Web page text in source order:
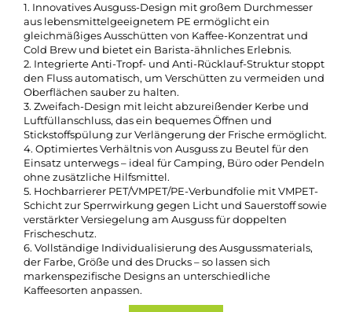
1. Innovatives Ausguss-Design mit großem Durchmesser
aus lebensmittelgeeignetem PE ermöglicht ein
gleichmäßiges Ausschütten von Kaffee-Konzentrat und
Cold Brew und bietet ein Barista-ähnliches Erlebnis.
2. Integrierte Anti-Tropf- und Anti-Rücklauf-Struktur stoppt
den Fluss automatisch, um Verschütten zu vermeiden und
Oberflächen sauber zu halten.
3. Zweifach-Design mit leicht abzureißender Kerbe und
Luftfüllanschluss, das ein bequemes Öffnen und
Stickstoffspülung zur Verlängerung der Frische ermöglicht.
4. Optimiertes Verhältnis von Ausguss zu Beutel für den
Einsatz unterwegs – ideal für Camping, Büro oder Pendeln
ohne zusätzliche Hilfsmittel.
5. Hochbarrierer PET/VMPET/PE-Verbundfolie mit VMPET-
Schicht zur Sperrwirkung gegen Licht und Sauerstoff sowie
verstärkter Versiegelung am Ausguss für doppelten
Frischeschutz.
6. Vollständige Individualisierung des Ausgussmaterials,
der Farbe, Größe und des Drucks – so lassen sich
markenspezifische Designs an unterschiedliche
Kaffeesorten anpassen.